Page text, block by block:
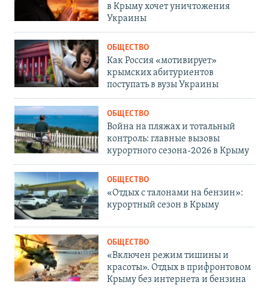
в Крыму хочет уничтожения
Украины
ОБЩЕСТВО
Как Россия «мотивирует»
крымских абитуриентов
поступать в вузы Украины
ОБЩЕСТВО
Война на пляжах и тотальный
контроль: главные вызовы
курортного сезона-2026 в Крыму
ОБЩЕСТВО
«Отдых с талонами на бензин»:
курортный сезон в Крыму
ОБЩЕСТВО
«Включен режим тишины и
красоты». Отдых в прифронтовом
Крыму без интернета и бензина